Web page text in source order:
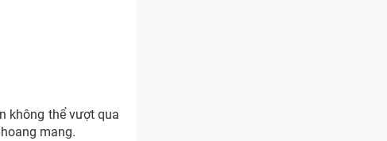
không thể vượt qua
mang.